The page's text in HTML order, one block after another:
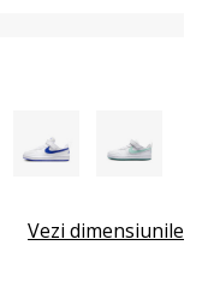
Vezi dimensiunile